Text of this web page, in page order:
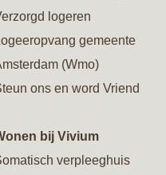
logeren
gemeente
(Wmo)
ons en word Vriend
bij Vivium
verpleeghuis